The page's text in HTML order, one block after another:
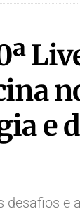
e
desafios e